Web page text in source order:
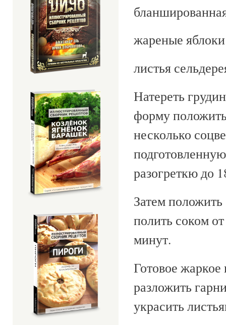
жареные яблоки
листья
Натереть
форму
несколько
разогреткю до
Затем положить
полить соком
минут.
Готовое
разложить
украсить